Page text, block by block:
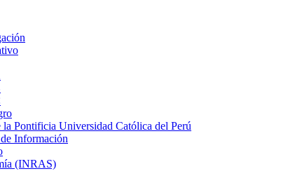
Pontificia Universidad Católica del Perú
Información
(INRAS)